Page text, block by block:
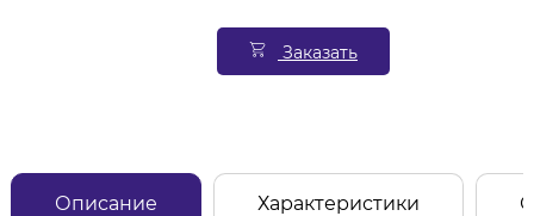
Заказать
Описание Характеристики